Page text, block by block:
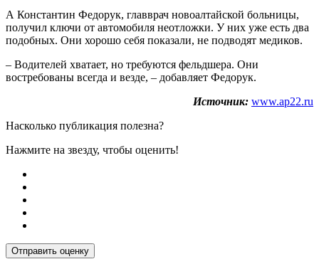
А Константин Федорук, главврач новоалтайской больницы,
получил ключи от автомобиля неотложки. У них уже есть два
подобных. Они хорошо себя показали, не подводят медиков.
– Водителей хватает, но требуются фельдшера. Они
востребованы всегда и везде, – добавляет Федорук.
Источник: www.ap22.ru
Насколько публикация полезна?
Нажмите на звезду, чтобы оценить!
Отправить оценку